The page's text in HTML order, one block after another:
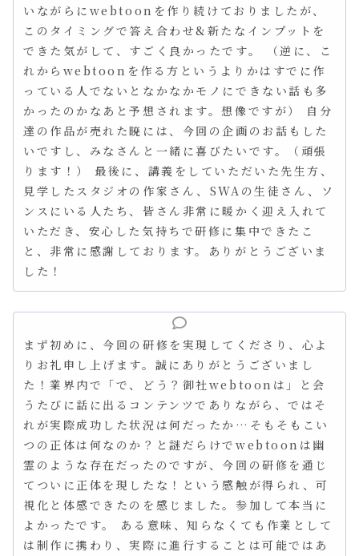
いながらにwebtoonを作り続けておりましたが、
このタイミングで答え合わせ&新たなインプットを
できた気がして、すごく良かったです。 （逆に、こ
れからwebtoonを作る方というよりかはすでに作
っている人でないとなかなかモノにできない話も多
かったのかなあと予想されます。想像ですが） 自分
達の作品が売れた暁には、今回の企画のお話もした
いですし、みなさんと一緒に喜びたいです。（頑張
ります！） 最後に、講義をしていただいた先生方、
見学したスタジオの作家さん、SWAの生徒さん、ソ
ンスにいる人たち、皆さん非常に暖かく迎え入れて
いただき、安心した気持ちで研修に集中できたこ
と、非常に感謝しております。ありがとうございま
した！
まず初めに、今回の研修を実現してくださり、心よ
りお礼申し上げます。誠にありがとうございまし
た！業界内で「で、どう？御社webtoonは」と会
うたびに話に出るコンテンツでありながら、ではそ
れが実際成功した状況は何だったか…そもそもこい
つの正体は何なのか？と謎だらけでwebtoonは幽
霊のような存在だったのですが、今回の研修を通じ
てついに正体を現したな！という感触が得られ、可
視化と体感できたのを感じました。参加して本当に
よかったです。 ある意味、知らなくても作業として
は制作に携わり、実際に進行することは可能ではあ